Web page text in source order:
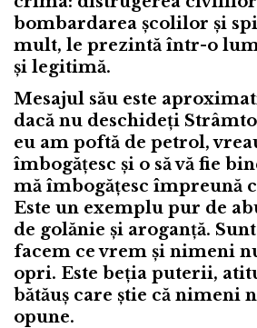
bombardarea școlilor și
mult, le prezintă într-o
și legitimă.
Mesajul său este
dacă nu deschideți
eu am poftă de petrol,
îmbogățesc și o să vă fie
mă îmbogățesc împreună
Este un exemplu pur de
de golănie și aroganță.
facem ce vrem și nimeni
opri. Este beția puterii,
bătăuș care știe că nimeni
opune.